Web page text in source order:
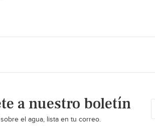
a nuestro boletín
el agua, lista en tu correo.